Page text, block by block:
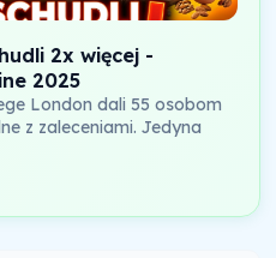
2x więcej -
2025
London dali 55 osobom
z zaleceniami. Jedyna